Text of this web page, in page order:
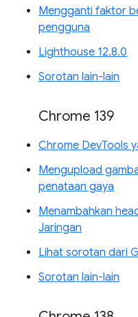
Mengganti faktor
pengguna
Lighthouse 12.8.0
Sorotan lain-lain
Chrome 139
Chrome DevTools
Mengupload
penataan gaya
Menambahkan
Jaringan
Lihat sorotan dari
Sorotan lain-lain